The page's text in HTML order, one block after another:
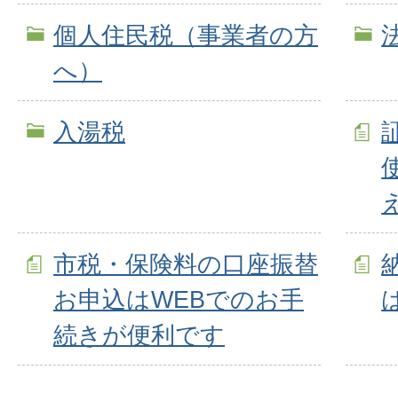
個人住民税（事業者の方
へ）
入湯税
市税・保険料の口座振替
お申込はWEBでのお手
続きが便利です